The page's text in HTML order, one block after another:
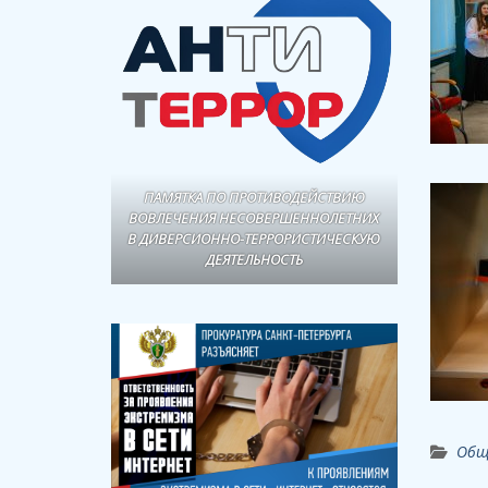
ПАМЯТКА ПО ПРОТИВОДЕЙСТВИЮ
ВОВЛЕЧЕНИЯ НЕСОВЕРШЕННОЛЕТНИХ
В ДИВЕРСИОННО-ТЕРРОРИСТИЧЕСКУЮ
ДЕЯТЕЛЬНОСТЬ